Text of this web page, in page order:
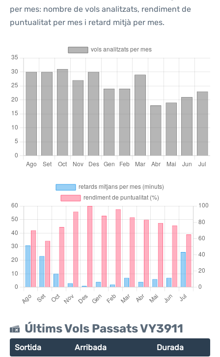
per mes: nombre de vols analitzats, rendiment de
puntualitat per mes i retard mitjà per mes.
Últims Vols Passats VY3911
Sortida Arribada Durada